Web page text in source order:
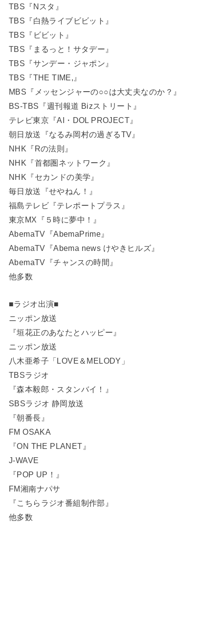
TBS『Nスタ』
TBS『白熱ライブビビット』
TBS『ビビット』
TBS『まるっと！サタデー』
TBS『サンデー・ジャポン』
TBS『THE TIME,』
MBS『メッセンジャーの○○は大丈夫なのか？』
BS-TBS『週刊報道 Bizストリート』
テレビ東京『AI・DOL PROJECT』
朝日放送『なるみ岡村の過ぎるTV』
NHK『Rの法則』
NHK『首都圏ネットワーク』
NHK『セカンドの美学』
毎日放送『せやねん！』
福島テレビ『テレポートプラス』
東京MX『５時に夢中！』
AbemaTV『AbemaPrime』
AbemaTV『Abema news けやきヒルズ』
AbemaTV『チャンスの時間』
他多数
■ラジオ出演■
ニッポン放送
『垣花正のあなたとハッピー』
ニッポン放送
八木亜希子「LOVE＆MELODY」
TBSラジオ
『森本毅郎・スタンバイ！』
SBSラジオ 静岡放送
『朝番長』
FM OSAKA
『ON THE PLANET』
J-WAVE
『POP UP！』
FM湘南ナパサ
『こちらラジオ番組制作部』
他多数